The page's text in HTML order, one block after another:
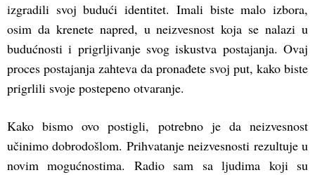
izgradili svoj budući identitet. Imali biste malo izbora,
osim da krenete napred, u neizvesnost koja se nalazi u
budućnosti i prigrljivanje svog iskustva postajanja. Ovaj
proces postajanja zahteva da pronađete svoj put, kako biste
prigrlili svoje postepeno otvaranje.
Kako bismo ovo postigli, potrebno je da neizvesnost
učinimo dobrodošlom. Prihvatanje neizvesnosti rezultuje u
novim mogućnostima. Radio sam sa ljudima koji su